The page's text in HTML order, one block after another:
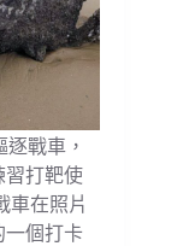
戰車，
習打靶使
車在照片
一個打卡